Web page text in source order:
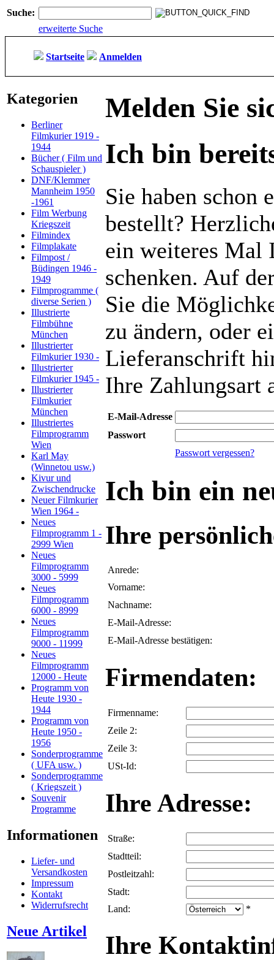
Suche:
erweiterte Suche
Startseite Anmelden
Kategorien
Berliner
Filmkurier 1919 -
1944
Bücher ( Film und
Schauspieler )
DNF/Klemmer
Mannheim 1950
-1961
Film Werbung
Kriegszeit
Filmindex
Filmplakate
Filmpost /
Büdingen 1946 -
1949
Filmprogramme (
diverse Serien )
Illustrierte
Filmbühne
München
Illustrierter
Filmkurier 1930 -
Illustrierter
Filmkurier 1945 -
Illustrierter
Filmkurier
München
Illustriertes
Filmprogramm
Wien
Karl May
(Winnetou usw.)
Kivur und
Zwischendrucke
Neuer Filmkurier
Wien 1964 -
Neues
Filmprogramm 1 -
2999 Wien
Neues
Filmprogramm
3000 - 5999
Neues
Filmprogramm
6000 - 8999
Neues
Filmprogramm
9000 - 11999
Neues
Filmprogramm
12000 - Heute
Programm von
Heute 1930 -
1944
Programm von
Heute 1950 -
1956
Sonderprogramme
( UFA usw. )
Sonderprogramme
( Kriegszeit )
Souvenir
Programme
Informationen
Liefer- und
Versandkosten
Impressum
Kontakt
Widerrufsrecht
Neue Artikel
Melden Sie
Ich bin
Sie haben schon
bestellt?
ein weiteres Mal
schenken. Auf
Sie die
zu ändern, oder
Lieferanschrift
Ihre Zahlungsart
E-Mail-Adresse
Passwort
Passwort vergessen?
Ich bin ein
Ihre
Anrede:
Vorname:
Nachname:
E-Mail-Adresse:
E-Mail-Adresse bestätigen:
Firmendaten:
Firmenname:
Zeile 2:
Zeile 3:
USt-Id:
Ihre Adresse:
Straße:
Stadtteil:
Postleitzahl:
Stadt:
Land:
*
Ihre